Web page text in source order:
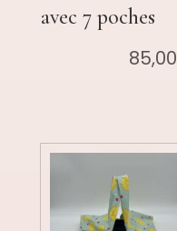
avec 7 poches
85,00